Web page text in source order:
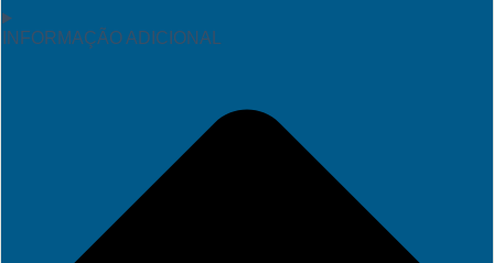
INFORMAÇÃO ADICIONAL